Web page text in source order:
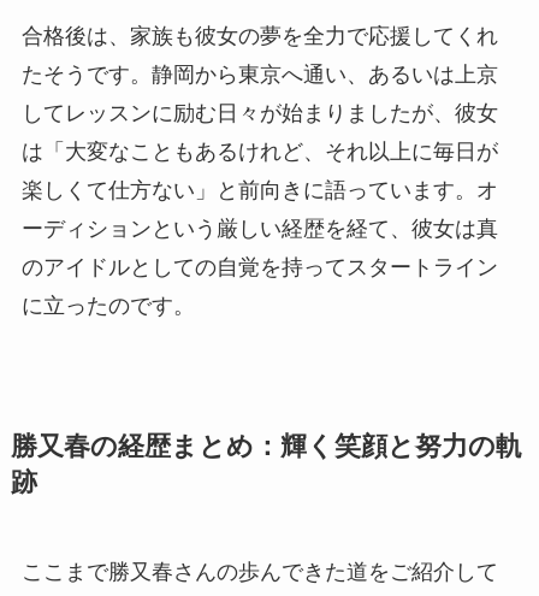
合格後は、家族も彼女の夢を全力で応援してくれ
たそうです。静岡から東京へ通い、あるいは上京
してレッスンに励む日々が始まりましたが、彼女
は「大変なこともあるけれど、それ以上に毎日が
楽しくて仕方ない」と前向きに語っています。オ
ーディションという厳しい経歴を経て、彼女は真
のアイドルとしての自覚を持ってスタートライン
に立ったのです。
勝又春の経歴まとめ：輝く笑顔と努力の軌
跡
ここまで勝又春さんの歩んできた道をご紹介して